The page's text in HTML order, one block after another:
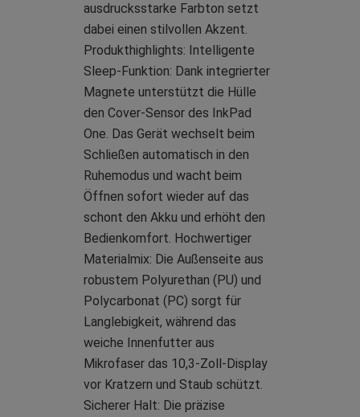
ausdrucksstarke Farbton setzt
dabei einen stilvollen Akzent.
Produkthighlights: Intelligente
Sleep-Funktion: Dank integrierter
Magnete unterstützt die Hülle
den Cover-Sensor des InkPad
One. Das Gerät wechselt beim
Schließen automatisch in den
Ruhemodus und wacht beim
Öffnen sofort wieder auf das
schont den Akku und erhöht den
Bedienkomfort. Hochwertiger
Materialmix: Die Außenseite aus
robustem Polyurethan (PU) und
Polycarbonat (PC) sorgt für
Langlebigkeit, während das
weiche Innenfutter aus
Mikrofaser das 10,3-Zoll-Display
vor Kratzern und Staub schützt.
Sicherer Halt: Die präzise